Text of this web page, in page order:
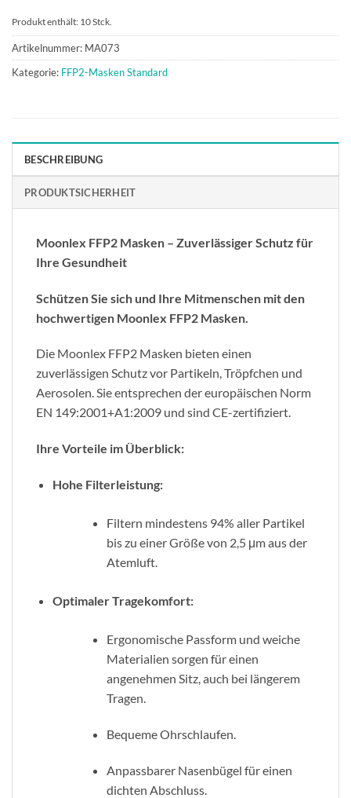
Produkt enthält: 10Stck.
Artikelnummer: MA073
Kategorie: FFP2-Masken Standard
BESCHREIBUNG
PRODUKTSICHERHEIT
Moonlex FFP2 Masken – Zuverlässiger Schutz für
Ihre Gesundheit
Schützen Sie sich und Ihre Mitmenschen mit den
hochwertigen Moonlex FFP2 Masken.
Die Moonlex FFP2 Masken bieten einen
zuverlässigen Schutz vor Partikeln, Tröpfchen und
Aerosolen. Sie entsprechen der europäischen Norm
EN 149:2001+A1:2009 und sind CE-zertifiziert.
Ihre Vorteile im Überblick:
Hohe Filterleistung:
Filtern mindestens 94% aller Partikel
bis zu einer Größe von 2,5 μm aus der
Atemluft.
Optimaler Tragekomfort:
Ergonomische Passform und weiche
Materialien sorgen für einen
angenehmen Sitz, auch bei längerem
Tragen.
Bequeme Ohrschlaufen.
Anpassbarer Nasenbügel für einen
dichten Abschluss.